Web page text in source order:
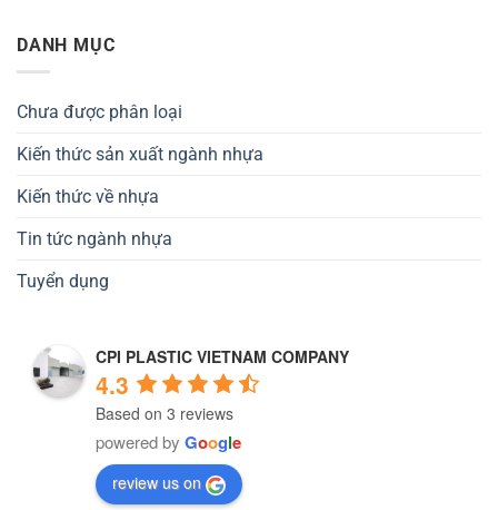
DANH MỤC
Chưa được phân loại
Kiến thức sản xuất ngành nhựa
Kiến thức về nhựa
Tin tức ngành nhựa
Tuyển dụng
CPI PLASTIC VIETNAM COMPANY
4.3
Based on 3 reviews
powered by Google
review us on